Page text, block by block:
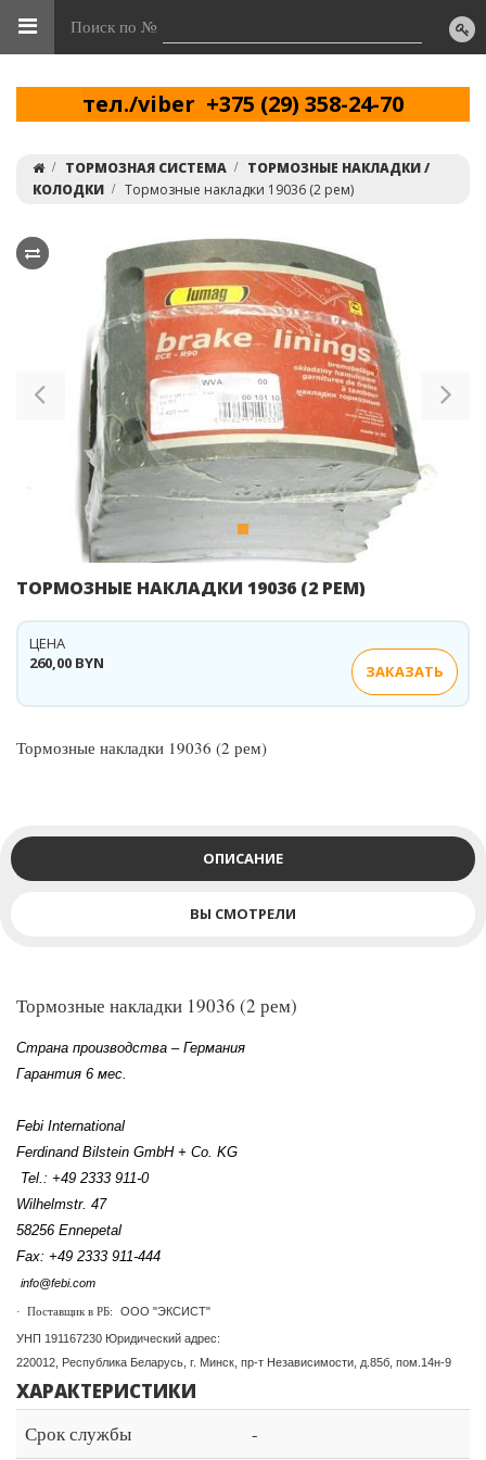
Поиск по №
тел./viber +375 (29) 358-24-70
ТОРМОЗНАЯ СИСТЕМА
ТОРМОЗНЫЕ НАКЛАДКИ /
КОЛОДКИ
Тормозные накладки 19036 (2 рем)
Previous
ТОРМОЗНЫЕ НАКЛАДКИ 19036 (2 РЕМ)
260,00 BYN
ЦЕНА
ЗАКАЗАТЬ
Тормозные накладки 19036 (2 рем)
ОПИСАНИЕ
ВЫ СМОТРЕЛИ
Тормозные накладки 19036 (2 рем)
Страна производства – Германия
Гарантия 6 мес.
Febi International
Ferdinand Bilstein GmbH + Co. KG
Tel.: +49 2333 911-0
Wilhelmstr. 47
58256 Ennepetal
Fax: +49 2333 911-444
info@febi.com
· Поставщик в РБ: ООО "ЭКСИСТ"
УНП 191167230 Юридический адрес:
220012, Республика Беларусь, г. Минск, пр-т Независимости, д.85б, пом.14н-9
ХАРАКТЕРИСТИКИ
Срок службы
-